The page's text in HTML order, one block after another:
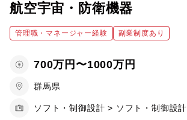
航空宇宙・防衛機器
管理職・マネージャー経験 副業制度あり
700万円〜1000万円
群馬県
ソフト・制御設計 > ソフト・制御設計